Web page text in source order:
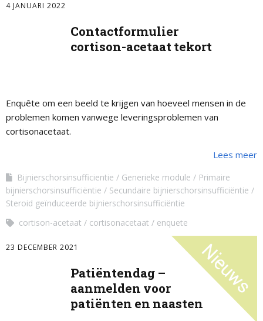
4 JANUARI 2022
Contactformulier
cortison-acetaat tekort
Enquête om een beeld te krijgen van hoeveel mensen in de
problemen komen vanwege leveringsproblemen van
cortisonacetaat.
Lees meer
Bijnierschorsinsufficientie Generieke module
Primaire
bijnierschorsinsufficiëntie
Secundaire bijnierschorsinsufficiëntie
Steroid geïnduceerde bijnierschorsinsufficiëntie
cortison-acetaat
cortisonacetaat enquete
23 DECEMBER 2021
Patiëntendag –
aanmelden voor
patiënten en naasten